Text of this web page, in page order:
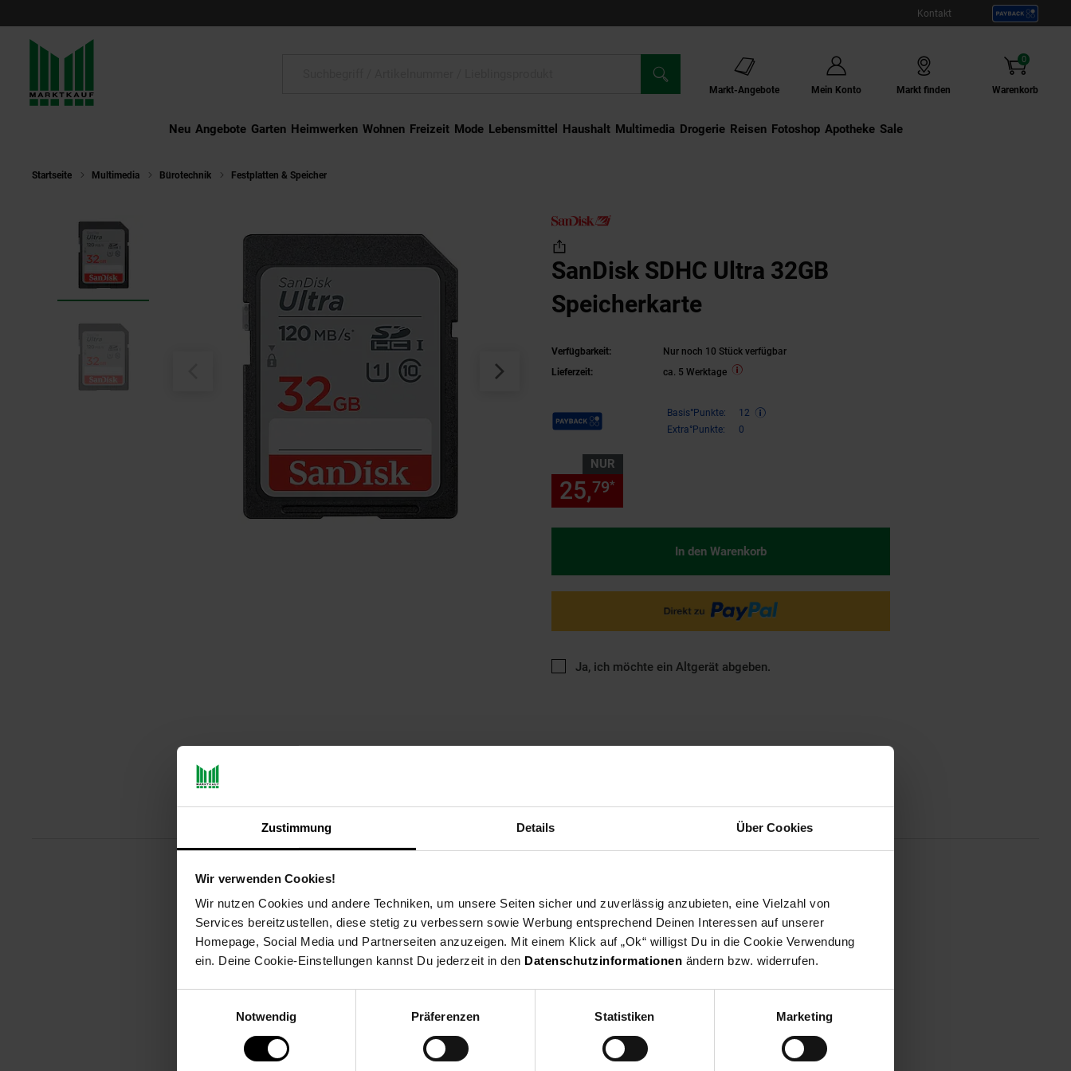
Zustimmung Details Über Cookies
Wir verwenden Cookies!
Wir nutzen Cookies und andere Techniken, um unsere Seiten sicher und zuverlässig anzubieten, eine Vielzahl von
Services bereitzustellen, diese stetig zu verbessern sowie Werbung entsprechend Deinen Interessen auf unserer
Homepage, Social Media und Partnerseiten anzuzeigen. Mit einem Klick auf „Ok“ willigst Du in die Cookie Verwendung
ein. Deine Cookie-Einstellungen kannst Du jederzeit in den Datenschutzinformationen ändern bzw. widerrufen.
Notwendig
Präferenzen Statistiken Marketing
Kontakt
Markt-Angebote Mein Konto Markt finden Warenkorb
0
Artikel
Neu Angebote Garten Heimwerken Wohnen Freizeit Mode Lebensmittel Haushalt Multimedia Drogerie Externer Link:
Reisen Externer Link:
Fotoshop Externer Link:
Apotheke Sale
Startseite Multimedia Bürotechnik Festplatten & Speicher
SanDisk SDHC Ultra 32GB
Speicherkarte
Verfügbarkeit:
Nur noch 10 Stück verfügbar
Lieferzeit:
ca. 5 Werktage
Payback Punkte Basis°Punkte:
12
Extra°Punkte:
0
NUR
25,79*
In den Warenkorb
Ja, ich möchte ein Altgerät abgeben.
SanDisk Ultra® SD-Karten sind schnell und bieten herausragende Leistung bei der Videoaufzeichnung, um Erinnerungen sofort
festzuhalten. Mehr Zeit, mehr Erinnerungen. Blitzschnelle Datenübertragung spart Zeit beim Verschieben von Fotos und Full-HD-
Videos bis zu 875 Fotos pro Minute. Platz für jede Aufnahme.
Artikelnummer: 3093050000
EAN: 0619659183813